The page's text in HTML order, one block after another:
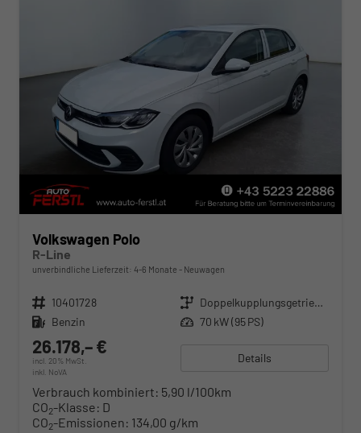
Volkswagen Polo
R-Line
unverbindliche Lieferzeit: 4-6 Monate Neuwagen
Fahrzeugnr. 10401728 Getriebe
Doppelkupplungsgetriebe (DSG)
Kraftstoff Benzin Leistung 70 kW (95 PS)
26.178,– €
incl. 20% MwSt.
inkl. NoVA
Details
Verbrauch kombiniert: 5,90 l/100km
CO2-Klasse: D
CO2-Emissionen: 134,00 g/km